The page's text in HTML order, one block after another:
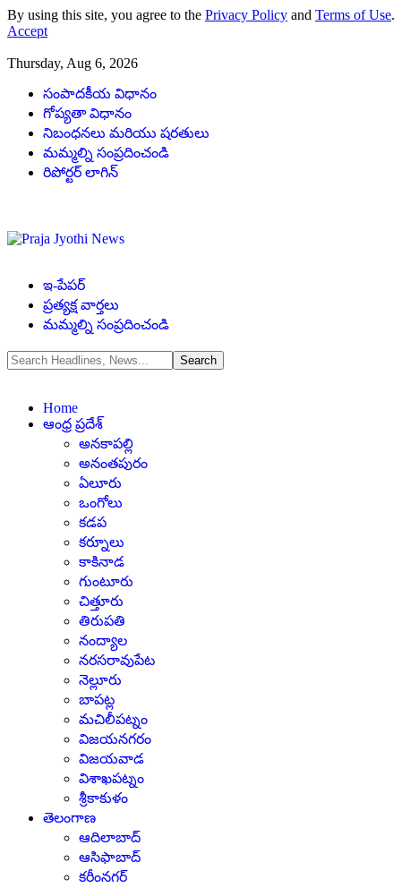
By using this site, you agree to the Privacy Policy and Terms of Use.
Accept
Thursday, Aug 6, 2026
సంపాదకీయ విధానం
గోప్యతా విధానం
నిబంధనలు మరియు షరతులు
మమ్మల్ని సంప్రదించండి
రిపోర్టర్ లాగిన్
ఇ-పేపర్
ప్రత్యక్ష వార్తలు
మమ్మల్ని సంప్రదించండి
Home
ఆంధ్ర ప్రదేశ్
అనకాపల్లి
అనంతపురం
ఏలూరు
ఒంగోలు
కడప
కర్నూలు
కాకినాడ
గుంటూరు
చిత్తూరు
తిరుపతి
నంద్యాల
నరసరావుపేట
నెల్లూరు
బాపట్ల
మచిలీపట్నం
విజయనగరం
విజయవాడ
విశాఖపట్నం
శ్రీకాకుళం
తెలంగాణ
ఆదిలాబాద్
ఆసిఫాబాద్
కరీంనగర్